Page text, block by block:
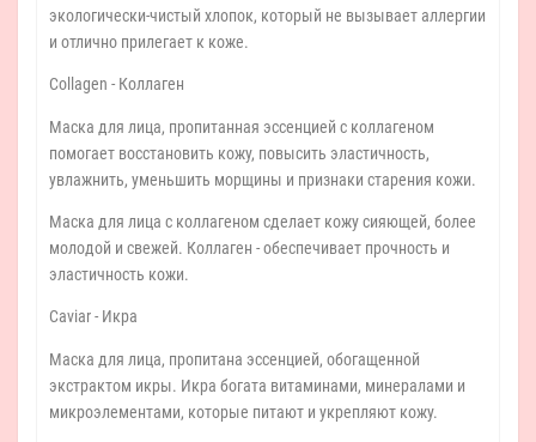
экологически-чистый хлопок, который не вызывает аллергии
и отлично прилегает к коже.
Collagen - Коллаген
Маска для лица, пропитанная эссенцией с коллагеном
помогает восстановить кожу, повысить эластичность,
увлажнить, уменьшить морщины и признаки старения кожи.
Маска для лица с коллагеном cделает кожу сияющей, более
молодой и свежей. Коллаген - обеспечивает прочность и
эластичность кожи.
Caviar - Икра
Маска для лица, пропитана эссенцией, обогащенной
экстрактом икры. Икра богата витаминами, минералами и
микроэлементами, которые питают и укрепляют кожу.